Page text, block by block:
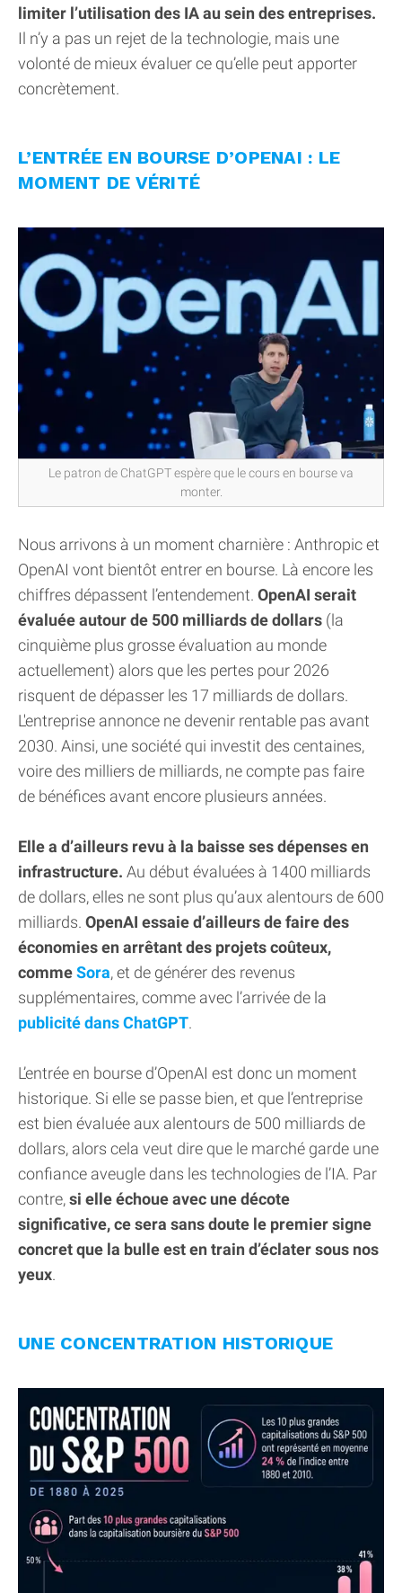
limiter l’utilisation des IA au sein des entreprises.
Il n’y a pas un rejet de la technologie, mais une
volonté de mieux évaluer ce qu’elle peut apporter
concrètement.
L’ENTRÉE EN BOURSE D’OPENAI : LE
MOMENT DE VÉRITÉ
Le patron de ChatGPT espère que le cours en bourse va
monter.
Nous arrivons à un moment charnière : Anthropic et
OpenAI vont bientôt entrer en bourse. Là encore les
chiffres dépassent l’entendement. OpenAI serait
évaluée autour de 500 milliards de dollars (la
cinquième plus grosse évaluation au monde
actuellement) alors que les pertes pour 2026
risquent de dépasser les 17 milliards de dollars.
L'entreprise annonce ne devenir rentable pas avant
2030. Ainsi, une société qui investit des centaines,
voire des milliers de milliards, ne compte pas faire
de bénéfices avant encore plusieurs années.
Elle a d’ailleurs revu à la baisse ses dépenses en
infrastructure. Au début évaluées à 1400 milliards
de dollars, elles ne sont plus qu’aux alentours de 600
milliards. OpenAI essaie d’ailleurs de faire des
économies en arrêtant des projets coûteux,
commeSora, et de générer des revenus
supplémentaires, comme avec l’arrivée de la
publicité dans ChatGPT.
L’entrée en bourse d’OpenAI est donc un moment
historique. Si elle se passe bien, et que l’entreprise
est bien évaluée aux alentours de 500 milliards de
dollars, alors cela veut dire que le marché garde une
confiance aveugle dans les technologies de l’IA. Par
contre,si elle échoue avec une décote
significative, ce sera sans doute le premier signe
concret que la bulle est en train d’éclater sous nos
yeux.
UNE CONCENTRATION HISTORIQUE